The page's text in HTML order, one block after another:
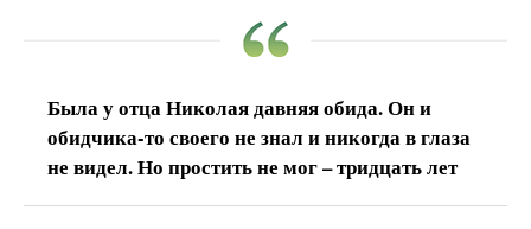
Была у отца Николая давняя обида. Он и
обидчика-то своего не знал и никогда в глаза
не видел. Но простить не мог – тридцать лет